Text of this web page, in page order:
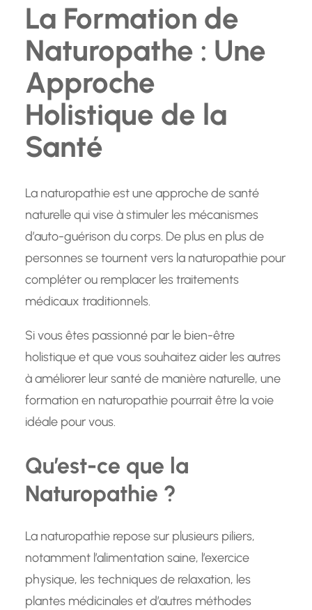
La Formation de
Naturopathe : Une
Approche
Holistique de la
Santé
La naturopathie est une approche de santé
naturelle qui vise à stimuler les mécanismes
d’auto-guérison du corps. De plus en plus de
personnes se tournent vers la naturopathie pour
compléter ou remplacer les traitements
médicaux traditionnels.
Si vous êtes passionné par le bien-être
holistique et que vous souhaitez aider les autres
à améliorer leur santé de manière naturelle, une
formation en naturopathie pourrait être la voie
idéale pour vous.
Qu’est-ce que la
Naturopathie ?
La naturopathie repose sur plusieurs piliers,
notamment l’alimentation saine, l’exercice
physique, les techniques de relaxation, les
plantes médicinales et d’autres méthodes